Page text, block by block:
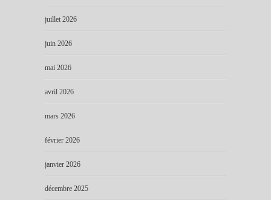
juillet 2026
juin 2026
mai 2026
avril 2026
mars 2026
février 2026
janvier 2026
décembre 2025